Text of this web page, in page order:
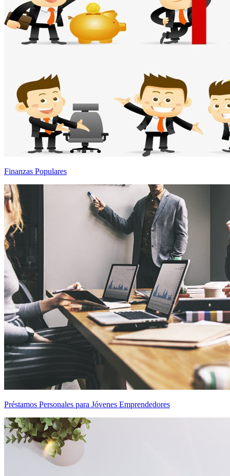
Finanzas Populares
Préstamos Personales para Jóvenes Emprendedores